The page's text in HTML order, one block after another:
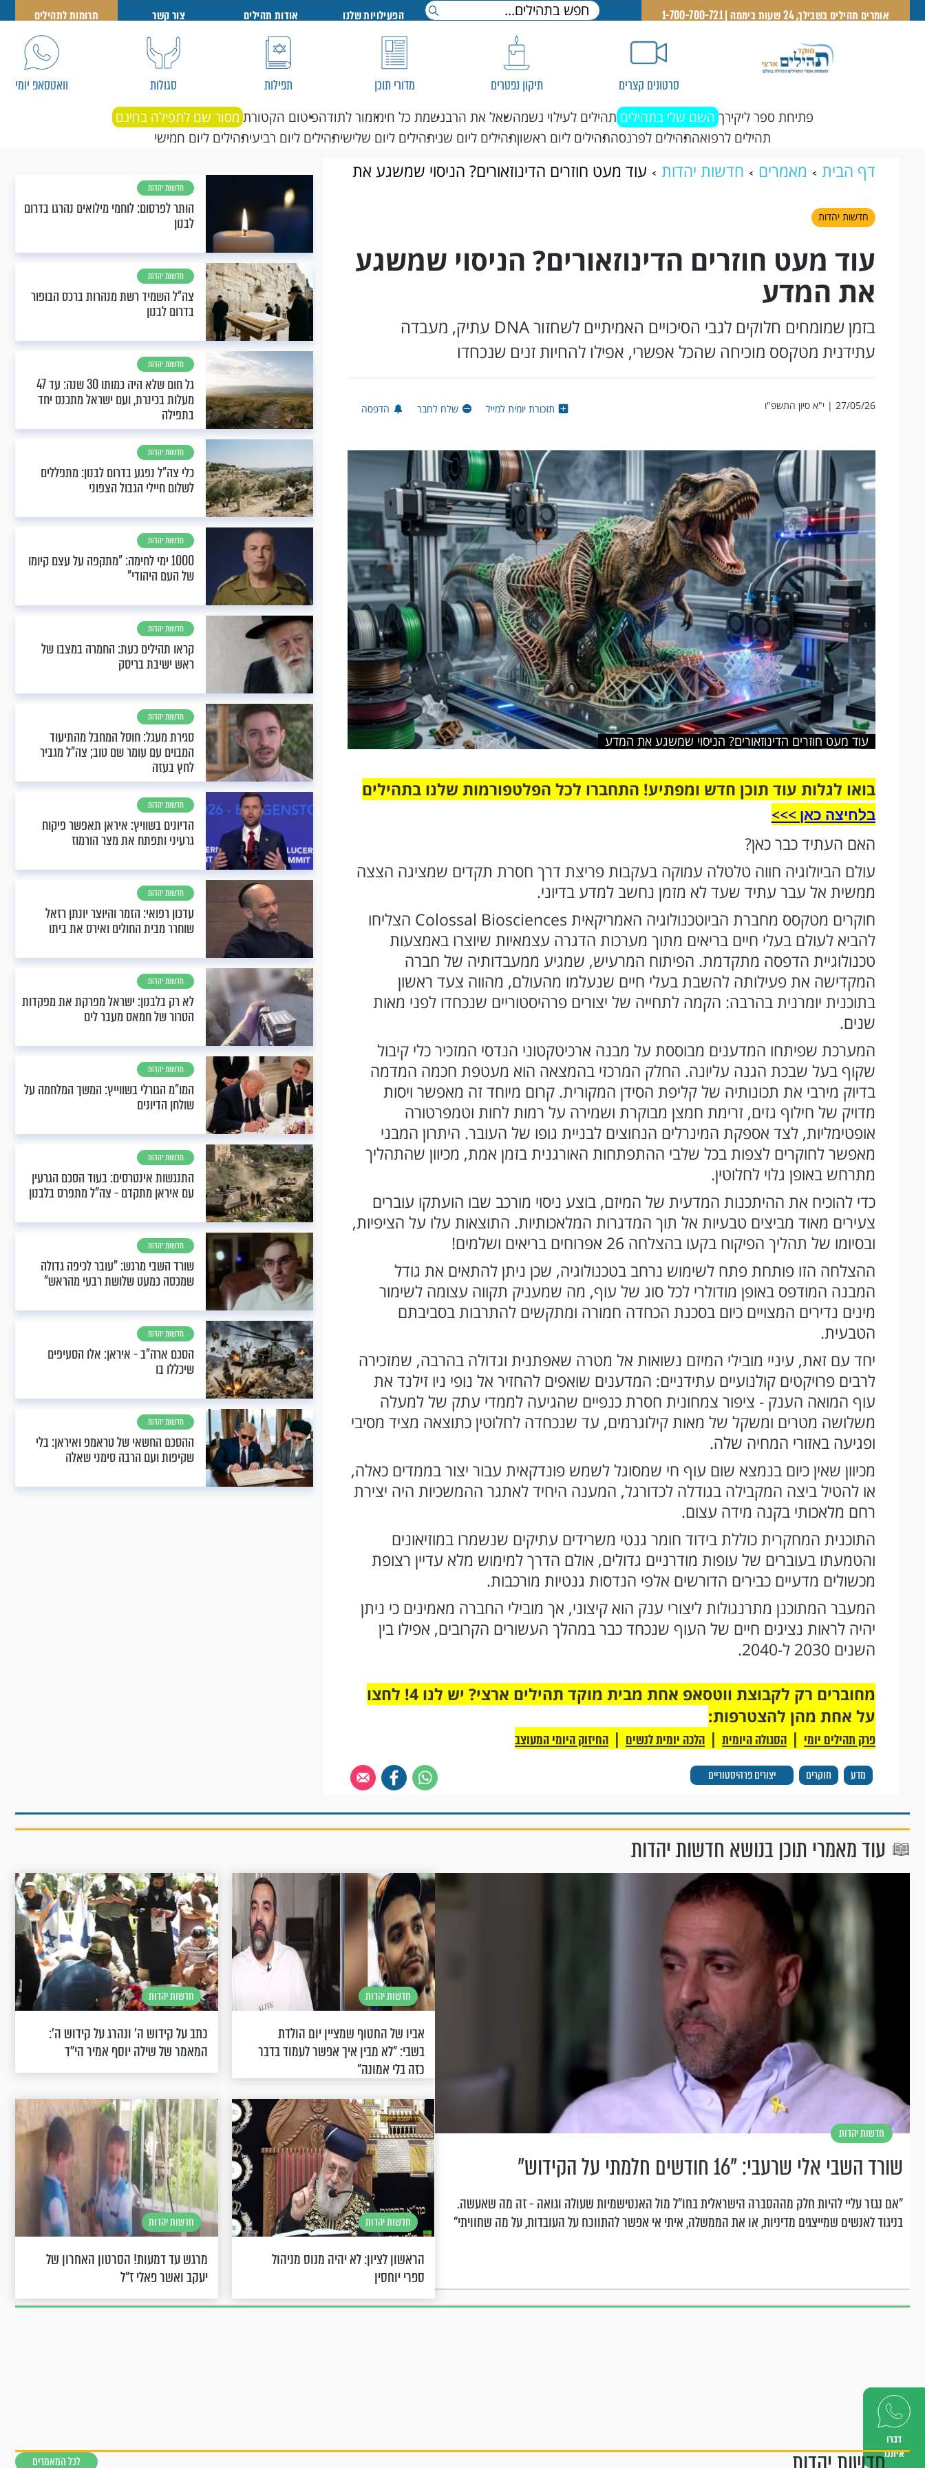
דברו
איתנו
אומרים תהילים בשבילך, 24 שעות ביממה | 1-700-700-721 הפעילויות שלנו אודות תהילים צור קשר תרומות לתהילים
סרטונים קצרים תיקון נפטרים מדורי תוכן תפילות סגולות וואטסאפ יומי
פתיחת ספר ליקירך השם שלי בתהילים תהילים לעילוי נשמהשאל את הרבנשמת כל חימזמור לתודהפיטום הקטורת מסור שם לתפילה בחינם
תהילים לרפואהתהילים לפרנסהתהילים ליום ראשוןתהילים ליום שניתהילים ליום שלישיתהילים ליום רביעיתהילים ליום חמישי
דף הבית מאמרים חדשות יהדות
עוד מעט חוזרים הדינוזאורים? הניסוי שמשגע את
המדע
חדשות יהדות
עוד מעט חוזרים הדינוזאורים? הניסוי שמשגע
את המדע
בזמן שמומחים חלוקים לגבי הסיכויים האמיתיים לשחזור DNA עתיק, מעבדה
עתידנית מטקסס מוכיחה שהכל אפשרי, אפילו להחיות זנים שנכחדו
27/05/26 | י"א סיון התשפ"ו תזכורת יומית למייל שלח לחבר הדפסה
עוד מעט חוזרים הדינוזאורים? הניסוי שמשגע את המדע
בואו לגלות עוד תוכן חדש ומפתיע! התחברו לכל הפלטפורמות שלנו בתהילים
בלחיצה כאן >>>​
האם העתיד כבר כאן?
עולם הביולוגיה חווה טלטלה עמוקה בעקבות פריצת דרך חסרת תקדים שמציגה הצצה
ממשית אל עבר עתיד שעד לא מזמן נחשב למדע בדיוני.
חוקרים מטקסס מחברת הביוטכנולוגיה האמריקאית Colossal Biosciences הצליחו
להביא לעולם בעלי חיים בריאים מתוך מערכות הדגרה עצמאיות שיוצרו באמצעות
טכנולוגיית הדפסה מתקדמת. הפיתוח המרעיש, שמגיע ממעבדותיה של חברה
המקדישה את פעילותה להשבת בעלי חיים שנעלמו מהעולם, מהווה צעד ראשון
בתוכנית יומרנית בהרבה: הקמה לתחייה של יצורים פרהיסטוריים שנכחדו לפני מאות
שנים.
המערכת שפיתחו המדענים מבוססת על מבנה ארכיטקטוני הנדסי המזכיר כלי קיבול
שקוף בעל שבכת הגנה עליונה. החלק המרכזי בהמצאה הוא מעטפת חכמה המדמה
בדיוק מירבי את תכונותיה של קליפת הסידן המקורית. קרום מיוחד זה מאפשר ויסות
מדויק של חילוף גזים, זרימת חמצן מבוקרת ושמירה על רמות לחות וטמפרטורה
אופטימליות, לצד אספקת המינרלים הנחוצים לבניית גופו של העובר. היתרון המבני
מאפשר לחוקרים לצפות בכל שלבי ההתפתחות האורגנית בזמן אמת, מכיוון שהתהליך
מתרחש באופן גלוי לחלוטין.
כדי להוכיח את ההיתכנות המדעית של המיזם, בוצע ניסוי מורכב שבו הועתקו עוברים
צעירים מאוד מביצים טבעיות אל תוך המדגרות המלאכותיות. התוצאות עלו על הציפיות,
ובסיומו של תהליך הפיקוח בקעו בהצלחה 26 אפרוחים בריאים ושלמים!
ההצלחה הזו פותחת פתח לשימוש נרחב בטכנולוגיה, שכן ניתן להתאים את גודל
המבנה המודפס באופן מודולרי לכל סוג של עוף, מה שמעניק תקווה עצומה לשימור
מינים נדירים המצויים כיום בסכנת הכחדה חמורה ומתקשים להתרבות בסביבתם
הטבעית.
יחד עם זאת, עיניי מובילי המיזם נשואות אל מטרה שאפתנית וגדולה בהרבה, שמזכירה
לרבים פרויקטים קולנועיים עתידניים: המדענים שואפים להחזיר אל נופי ניו זילנד את
עוף המואה הענק - ציפור צמחונית חסרת כנפיים שהגיעה לממדי עתק של למעלה
משלושה מטרים ומשקל של מאות קילוגרמים, עד שנכחדה לחלוטין כתוצאה מציד מסיבי
ופגיעה באזורי המחיה שלה.
מכיוון שאין כיום בנמצא שום עוף חי שמסוגל לשמש פונדקאית עבור יצור בממדים כאלה,
או להטיל ביצה המקבילה בגודלה לכדורגל, המענה היחיד לאתגר ההמשכיות היה יצירת
רחם מלאכותי בקנה מידה עצום.
התוכנית המחקרית כוללת בידוד חומר גנטי משרידים עתיקים שנשמרו במוזיאונים
והטמעתו בעוברים של עופות מודרניים גדולים, אולם הדרך למימוש מלא עדיין רצופת
מכשולים מדעיים כבירים הדורשים אלפי הנדסות גנטיות מורכבות.
המעבר המתוכנן מתרנגולות ליצורי ענק הוא קיצוני, אך מובילי החברה מאמינים כי ניתן
יהיה לראות נציגים חיים של העוף שנכחד כבר במהלך העשורים הקרובים, אפילו בין
השנים 2030 ל-2040.
מדע חוקרים יצורים פרהיסטוריים
מחוברים רק לקבוצת ווטסאפ אחת מבית מוקד תהילים ארצי? יש לנו 4! לחצו
על אחת מהן להצטרפות:
פרק תהילים יומי | הסגולה היומית | הלכה יומית לנשים | החיזוק היומי המעוצב
חדשות יהדות
הותר לפרסום: לוחמי מילואים נהרגו בדרום
לבנון
חדשות יהדות
צה"ל השמיד רשת מנהרות ברכס הבופור
בדרום לבנון
חדשות יהדות
גל חום שלא היה כמותו 30 שנה: עד 47
מעלות בכינרת, ועם ישראל מתכנס יחד
בתפילה
חדשות יהדות
כלי צה"ל נפגע בדרום לבנון: מתפללים
לשלום חיילי הגבול הצפוני
חדשות יהדות
1000 ימי לחימה: "מתקפה על עצם קיומו
של העם היהודי"
חדשות יהדות
קראו תהילים כעת: החמרה במצבו של
ראש ישיבת בריסק
חדשות יהדות
סגירת מעגל: חוסל המחבל מהתיעוד
המבוים עם עומר שם טוב; צה"ל מגביר
לחץ בעזה
חדשות יהדות
הדיונים בשוויץ: איראן תאפשר פיקוח
גרעיני ותפתח את מצר הורמוז
חדשות יהדות
עדכון רפואי: הזמר והיוצר יונתן רזאל
שוחרר מבית החולים ואירס את ביתו
חדשות יהדות
לא רק בלבנון: ישראל מפרקת את מפקדות
הטרור של חמאס מעבר לים
חדשות יהדות
המו"מ הגורלי בשווייץ: המשך המלחמה על
שולחן הדיונים
חדשות יהדות
התנגשות אינטרסים: בעוד הסכם הגרעין
עם איראן מתקדם - צה"ל מתפרס בלבנון
חדשות יהדות
שורד השבי מרגש: "עובר לכיפה גדולה
שמכסה כמעט שלושת רבעי מהראש"
חדשות יהדות
הסכם ארה"ב - איראן: אלו הסעיפים
שיכללו בו
חדשות יהדות
ההסכם החשאי של טראמפ ואיראן: בלי
שקיפות ועם הרבה סימני שאלה
עוד מאמרי תוכן בנושא חדשות יהדות
חדשות יהדות
שורד השבי אלי שרעבי: "16 חודשים חלמתי על הקידוש"
"אם נגזר עליי להיות חלק מההסברה הישראלית בחו"ל מול האנטישמיות שעולה וגואה - זה מה שאעשה.
בניגוד לאנשים שמייצגים מדיניות, או את הממשלה, איתי אי אפשר להתווכח על העובדות, על מה שחוויתי"
חדשות יהדות
אביו של החטוף שמציין יום הולדת
בשבי: "לא מבין איך אפשר לעמוד בדבר
כזה בלי אמונה"
חדשות יהדות
כתב על קידוש ה' ונהרג על קידוש ה':
המאמר של שילה יוסף אמיר הי"ד
חדשות יהדות
הראשון לציון: לא יהיה מנוס מניהול
ספרי יוחסין
חדשות יהדות
מרגש עד דמעות! הסרטון האחרון של
יעקב ואשר פאלי ז״ל
לכל המאמרים